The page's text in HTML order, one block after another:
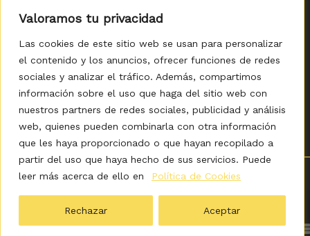
Valoramos tu privacidad
Las cookies de este sitio web se usan para personalizar
el contenido y los anuncios, ofrecer funciones de redes
sociales y analizar el tráfico. Además, compartimos
información sobre el uso que haga del sitio web con
nuestros partners de redes sociales, publicidad y análisis
web, quienes pueden combinarla con otra información
que les haya proporcionado o que hayan recopilado a
partir del uso que haya hecho de sus servicios. Puede
leer más acerca de ello en
Política de Cookies
Rechazar Aceptar
Mostrando 1–36 de 49 resultados Ordenado
Política de Privacidad -Política de Cookies-Aviso legal
Accesibilidad- Condiciones Generales de Compra